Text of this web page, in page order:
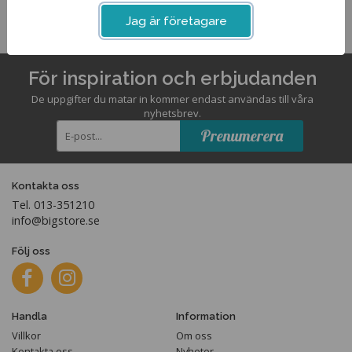
För inspiration och erbjudanden
De uppgifter du matar in kommer endast användas till våra
nyhetsbrev.
Prenumerera
Kontakta oss
Tel. 013-351210
info@bigstore.se
Följ oss
Handla
Villkor
Information
Om oss
Jag är företagare